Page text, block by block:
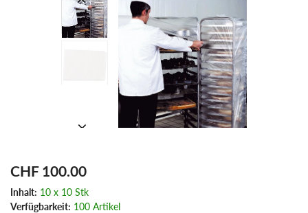
CHF 100.00
Inhalt: 10 x 10 Stk
Verfügbarkeit: 100 Artikel